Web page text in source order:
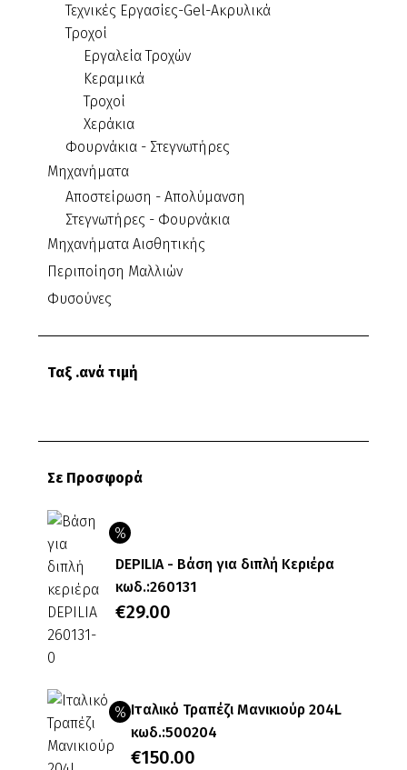
Τεχνικές Εργασίες-Gel-Ακρυλικά
Τροχοί
Εργαλεία Τροχών
Κεραμικά
Τροχοί
Χεράκια
Φουρνάκια - Στεγνωτήρες
Μηχανήματα
Αποστείρωση - Απολύμανση
Στεγνωτήρες - Φουρνάκια
Μηχανήματα Αισθητικής
Περιποίηση Μαλλιών
Φυσούνες
Ταξ .ανά τιμή
Σε Προσφορά
DEPILIA - Βάση για διπλή Κεριέρα
κωδ.:260131
Original
€29.00
είναι:
€29.00.
Ιταλικό Τραπέζι Μανικιούρ 204L
κωδ.:500204
Original
€150.00